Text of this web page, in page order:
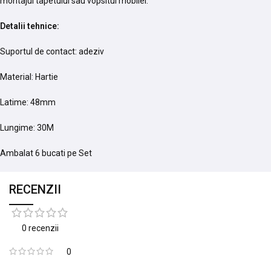
Detalii tehnice:
Suportul de contact: adeziv
Material: Hartie
Latime: 48mm
Lungime: 30M
Ambalat 6 bucati pe Set
RECENZII
0 recenzii
0